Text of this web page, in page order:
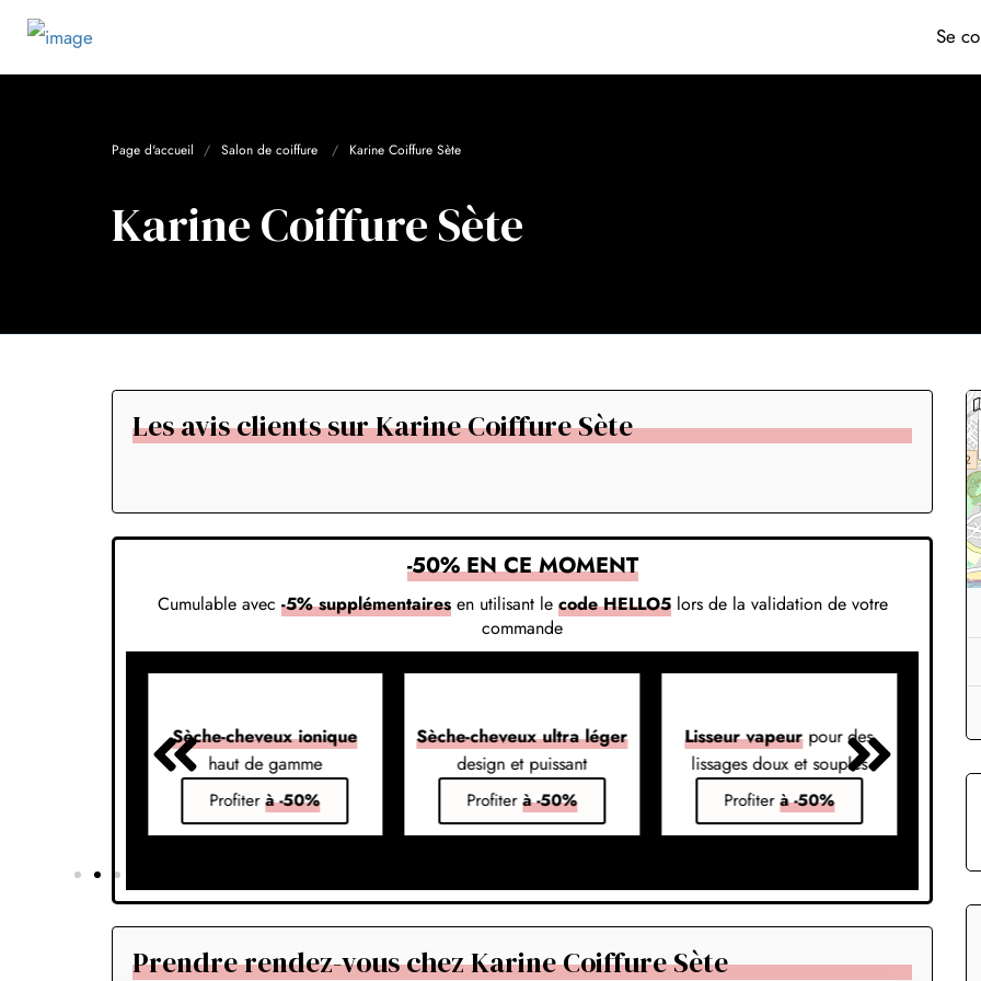
Se
Page d'accueil Salon de coiffure Karine Coiffure Sète
Karine Coiffure Sète
Les avis clients sur Karine Coiffure Sète
-50% EN CE MOMENT
Cumulable avec -5% supplémentairesen utilisant le code HELLO5lors de la validation de votre
commande
Sèche-cheveux ionique
haut de gamme
Profiterà -50%
Sèche-cheveux ultra léger
design et puissant
Profiterà -50%
Lisseur vapeurpour des
lissages doux et souples
Profiterà -50%
Prendre rendez-vous chez Karine Coiffure Sète